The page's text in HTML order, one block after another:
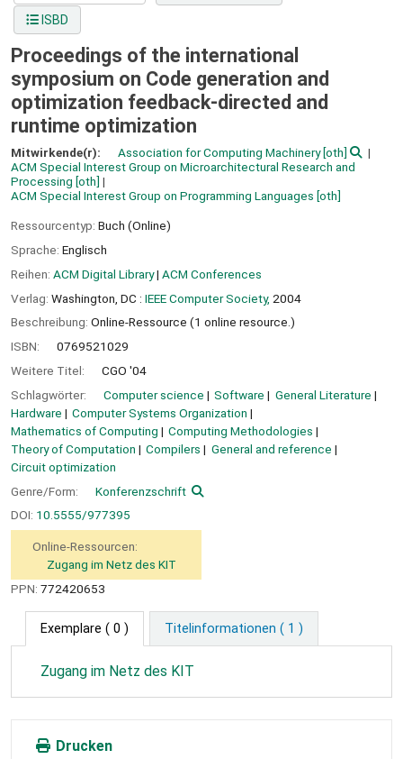
ISBD
Proceedings of the international
symposium on Code generation and
optimization feedback-directed and
runtime optimization
Mitwirkende(r): Association for Computing Machinery[oth]
ACM Special Interest Group on Microarchitectural Research and
Processing [oth]
ACM Special Interest Group on Programming Languages [oth]
Ressourcentyp: Buch (Online)
Sprache: Englisch
Reihen: ACM Digital Library| ACM Conferences
Verlag: Washington, DC : IEEE Computer Society, 2004
Beschreibung: Online-Ressource (1 online resource.)
ISBN:
0769521029
Weitere Titel:
CGO '04
Schlagwörter:
Computer science Software
General Literature
Hardware
Computer Systems Organization
Mathematics of Computing
Computing Methodologies
Theory of Computation
Compilers
General and reference
Circuit optimization
Genre/Form:
Konferenzschrift
DOI: 10.5555/977395
Online-Ressourcen:
Zugang im Netz des KIT
PPN: 772420653
Exemplare ( 0 ) Titelinformationen ( 1 )
Zugang im Netz des KIT
Drucken